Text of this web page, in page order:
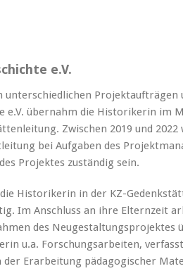
e.V.
unterschiedlichen Projektaufträgen
e.V. übernahm die Historikerin im
Zwischen 2019 und 2022
bei Aufgaben des
Projektes zuständig sein.
die Historikerin in der KZ-
Im Anschluss an ihre Elternzeit
des Neugestaltungsprojektes
u.a. Forschungsarbeiten,
der Erarbeitung pädagogischer